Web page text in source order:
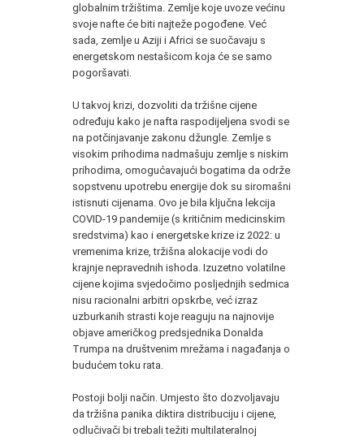
globalnim tržištima. Zemlje koje uvoze većinu
svoje nafte će biti najteže pogođene. Već
sada, zemlje u Aziji i Africi se suočavaju s
energetskom nestašicom koja će se samo
pogoršavati.
U takvoj krizi, dozvoliti da tržišne cijene
određuju kako je nafta raspodijeljena svodi se
na potčinjavanje zakonu džungle. Zemlje s
visokim prihodima nadmašuju zemlje s niskim
prihodima, omogućavajući bogatima da održe
sopstvenu upotrebu energije dok su siromašni
istisnuti cijenama. Ovo je bila ključna lekcija
COVID-19 pandemije (s kritičnim medicinskim
sredstvima) kao i energetske krize iz 2022: u
vremenima krize, tržišna alokacije vodi do
krajnje nepravednih ishoda. Izuzetno volatilne
cijene kojima svjedočimo posljednjih sedmica
nisu racionalni arbitri opskrbe, već izraz
uzburkanih strasti koje reaguju na najnovije
objave američkog predsjednika Donalda
Trumpa na društvenim mrežama i nagađanja o
budućem toku rata.
Postoji bolji način. Umjesto što dozvoljavaju
da tržišna panika diktira distribuciju i cijene,
odlučivači bi trebali težiti multilateralnoj